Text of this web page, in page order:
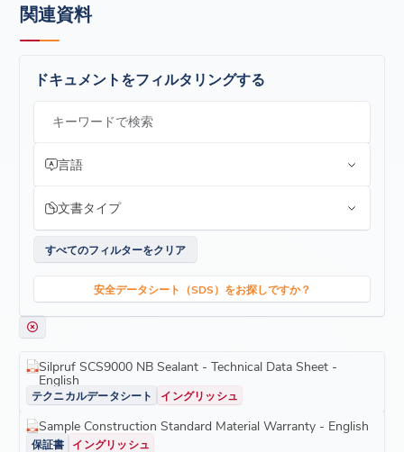
関連資料
ドキュメントをフィルタリングする
キーワードで検索
言語
文書タイプ
すべてのフィルターをクリア
安全データシート（SDS）をお探しですか？
Silpruf SCS9000 NB Sealant - Technical Data Sheet -
English
テクニカルデータシート イングリッシュ
Sample Construction Standard Material Warranty - English
保証書 イングリッシュ